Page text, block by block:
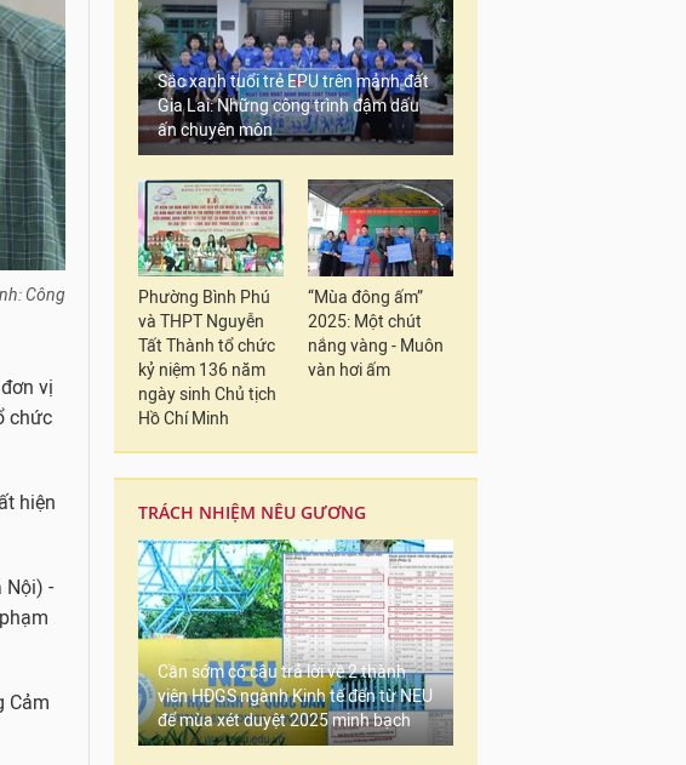
Công
vị
chức
hiện
Nội) -
Cảm
Sắc xanh tuổi trẻ EPU trên mảnh đất
Gia Lai: Những công trình đậm dấu
ấn chuyên môn
Phường Bình Phú
và THPT Nguyễn
Tất Thành tổ chức
kỷ niệm 136 năm
ngày sinh Chủ tịch
Hồ Chí Minh
“Mùa đông ấm”
2025: Một chút
nắng vàng - Muôn
vàn hơi ấm
TRÁCH NHIỆM NÊU GƯƠNG
Cần sớm có câu trả lời về 2 thành
viên HĐGS ngành Kinh tế đến từ NEU
để mùa xét duyệt 2025 minh bạch